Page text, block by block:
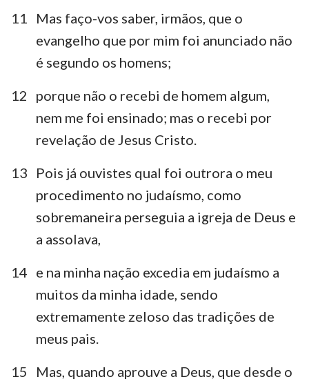
11
Mas faço-vos saber, irmãos, que o
evangelho que por mim foi anunciado não
é segundo os homens;
12
porque não o recebi de homem algum,
nem me foi ensinado; mas o recebi por
revelação de Jesus Cristo.
13
Pois já ouvistes qual foi outrora o meu
procedimento no judaísmo, como
sobremaneira perseguia a igreja de Deus e
a assolava,
14 e na minha nação excedia em judaísmo a
muitos da minha idade, sendo
extremamente zeloso das tradições de
meus pais.
15
Mas, quando aprouve a Deus, que desde o